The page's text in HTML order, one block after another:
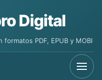
Digital
PDF, EPUB y MOBI